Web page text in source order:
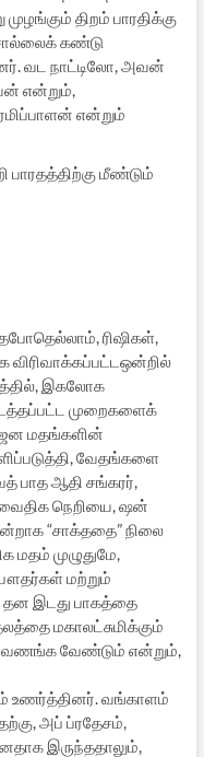
திறம் பாரதிக்கு
கண்டு
வட நாட்டிலோ, அவன்
என்றும்,
என்றும்
மீண்டும்
ரிஷிகள்,
விரிவாக்கப்பட்டஒன்றில்
இகலோக
முறைகளைக்
மதங்களின்
வேதங்களை
பாத ஆதி சங்கரர்,
நெறியை, ஷன்
“சாக்ததை” நிலை
மதம் முழுதுமே,
மற்றும்
இடது பாகத்தை
மகாலட்சுமிக்கும்
வேண்டும் என்றும்,
உணர்த்தினர். வங்காளம்
அப் ப்ரதேசம்,
இருந்ததாலும்,